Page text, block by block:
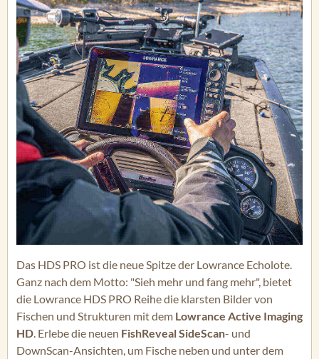
Das HDS PRO ist die neue Spitze der Lowrance Echolote.
Ganz nach dem Motto: "Sieh mehr und fang mehr", bietet
die Lowrance HDS PRO Reihe die klarsten Bilder von
Fischen und Strukturen mit dem Lowrance Active Imaging
HD. Erlebe die neuen FishReveal SideScan- und
DownScan-Ansichten, um Fische neben und unter dem